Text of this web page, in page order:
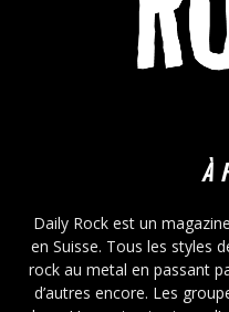
À
Daily Rock est un
en Suisse. Tous les styles
rock au metal en passant
d’autres encore. Les